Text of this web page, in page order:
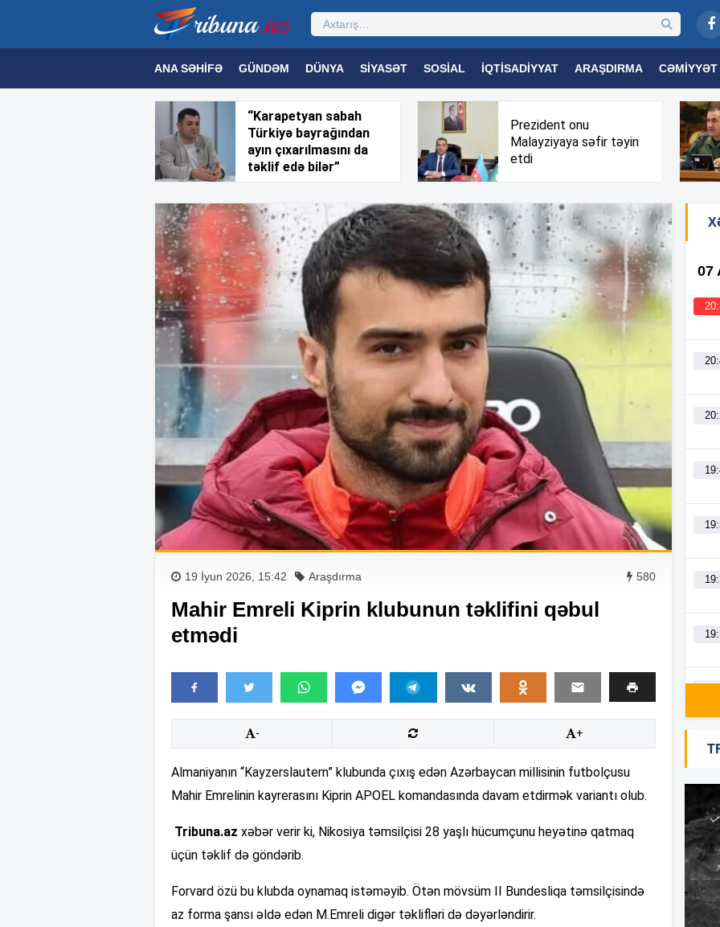
ANA SƏHIFƏ GÜNDƏM DÜNYA SIYASƏT SOSIAL İQTISADIYYAT ARAŞDIRMA CƏMIYYƏT
MƏDƏNIYYƏT MAQAZIN TEXNOLOGIYA TƏHSIL TRIBUNA TV
“Karapetyan sabah
Türkiyə bayrağından
ayın çıxarılmasını da
təklif edə bilər”
Prezident onu
Malayziyaya səfir təyin
etdi
19 İyun 2026, 15:42 Araşdırma 580
Mahir Emreli Kiprin klubunun təklifini qəbul
etmədi
- +
Almaniyanın “Kayzerslautern” klubunda çıxış edən Azərbaycan millisinin futbolçusu
Mahir Emrelinin kayrerasını Kiprin APOEL komandasında davam etdirmək variantı olub.
Tribuna.az xəbər verir ki, Nikosiya təmsilçisi 28 yaşlı hücumçunu heyətinə qatmaq
üçün təklif də göndərib.
Forvard özü bu klubda oynamaq istəməyib. Ötən mövsüm II Bundesliqa təmsilçisində
az forma şansı əldə edən M.Emreli digər təklifləri də dəyərləndirir.
07